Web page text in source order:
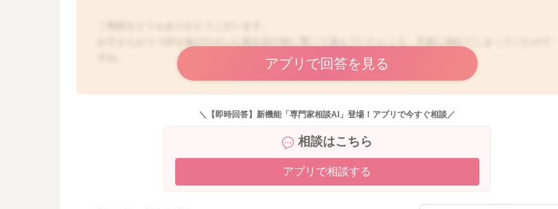
鏡の淵、枠は白く覆われていますね。
大泉門にも特に変わった様子はなさそうに感じました。
鏡の淵、枠の辺りも鋭利な角度にはなっていないように感じました。なのでぶつけてしまったときには驚
いていたかと思うのですが、鋭利ではない分脳へ影響を与えてしまうようなことはなかったかと思いまし
アプリで回答を見る
＼【即時回答】新機能「専門家相談AI」登場！アプリで今すぐ相談／
相談はこちら
アプリで相談する